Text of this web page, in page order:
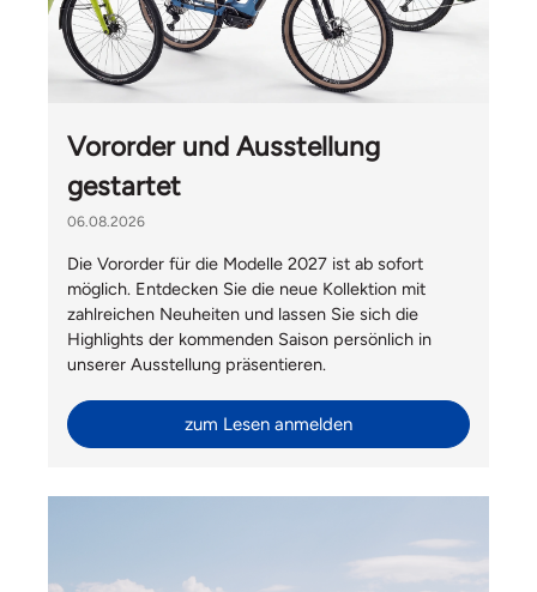
Vororder und Ausstellung
gestartet
06.08.2026
Die Vororder für die Modelle 2027 ist ab sofort
möglich. Entdecken Sie die neue Kollektion mit
zahlreichen Neuheiten und lassen Sie sich die
Highlights der kommenden Saison persönlich in
unserer Ausstellung präsentieren.
zum Lesen anmelden